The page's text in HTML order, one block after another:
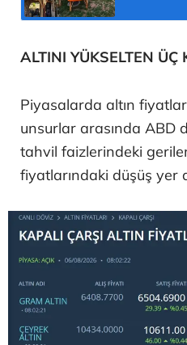
ALTINI YÜKSELTEN ÜÇ
Piyasalarda altın
unsurlar arasında ABD
tahvil faizlerindeki
fiyatlarındaki düşüş yer